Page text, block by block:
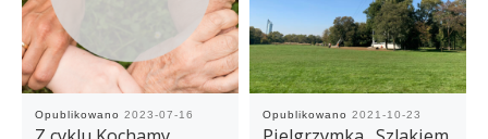
Opublikowano 2023-07-16 Opublikowano 2021-10-23